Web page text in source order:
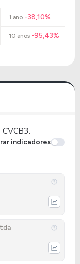
1 ano-38,10%
10 anos-95,43%
indicadores